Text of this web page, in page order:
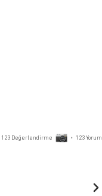
123Değerlendirme • 123Yorum